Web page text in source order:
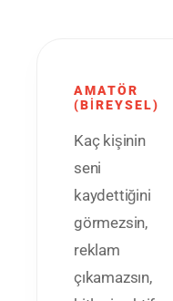
AMATÖR
(BİREYSEL)
Kaç kişinin
seni
kaydettiğini
görmezsin,
reklam
çıkamazsın,